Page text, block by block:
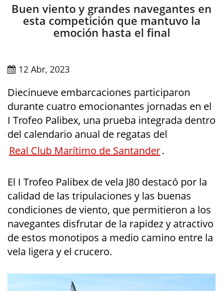
Buen viento y grandes navegantes en
esta competición que mantuvo la
emoción hasta el final
12 Abr, 2023
Diecinueve embarcaciones participaron
durante cuatro emocionantes jornadas en el
I Trofeo Palibex, una prueba integrada dentro
del calendario anual de regatas del
Real Club Marítimo de Santander.
El I Trofeo Palibex de vela J80 destacó por la
calidad de las tripulaciones y las buenas
condiciones de viento, que permitieron a los
navegantes disfrutar de la rapidez y atractivo
de estos monotipos a medio camino entre la
vela ligera y el crucero.